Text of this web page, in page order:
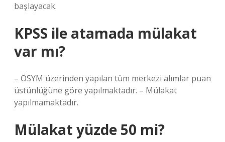
başlayacak.
KPSS ile atamada mülakat
var mı?
– ÖSYM üzerinden yapılan tüm merkezi alımlar puan
üstünlüğüne göre yapılmaktadır. – Mülakat
yapılmamaktadır.
Mülakat yüzde 50 mi?